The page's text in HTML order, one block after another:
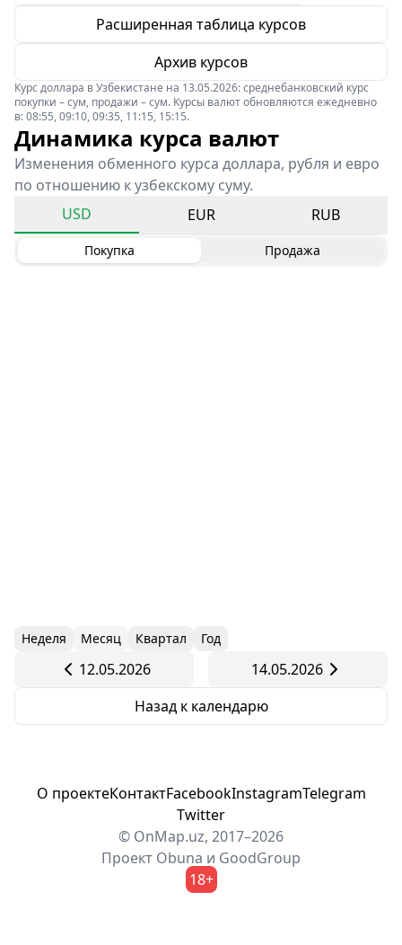
Расширенная таблица курсов
Архив курсов
Курс доллара в Узбекистане на 13.05.2026: среднебанковский курс
покупки – сум, продажи – сум. Курсы валют обновляются ежедневно
в: 08:55, 09:10, 09:35, 11:15, 15:15.
Динамика курса валют
Изменения обменного курса доллара, рубля и евро
по отношению к узбекскому суму.
USD
EUR RUB
Покупка Продажа
Неделя Месяц Квартал Год
12.05.2026
14.05.2026
Назад к календарю
О проектеКонтактFacebookInstagramTelegram
Twitter
© OnMap.uz, 2017–2026
Проект Obuna и GoodGroup
18+